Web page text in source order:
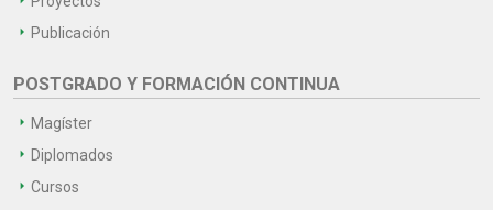
Publicación
POSTGRADO Y FORMACIÓN CONTINUA
Magíster
Diplomados
Cursos